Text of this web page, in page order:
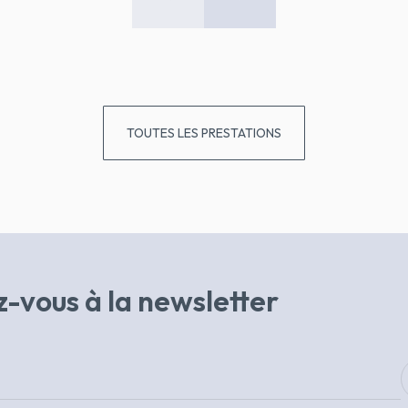
TOUTES LES PRESTATIONS
vous à la newsletter